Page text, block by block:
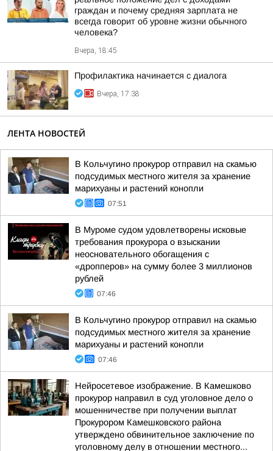
граждан и почему средняя зарплата не
всегда говорит об уровне жизни обычного
человека?
Вчера, 18:45
Профилактика начинается с диалога
Вчера, 17:38
ЛЕНТА НОВОСТЕЙ
В Кольчугино прокурор отправил на скамью
подсудимых местного жителя за хранение
марихуаны и растений конопли
07:51
В Муроме судом удовлетворены исковые
требования прокурора о взыскании
неосновательного обогащения с
«дропперов» на сумму более 3 миллионов
рублей
07:46
В Кольчугино прокурор отправил на скамью
подсудимых местного жителя за хранение
марихуаны и растений конопли
07:46
Нейросетевое изображение. В Камешково
прокурор направил в суд уголовное дело о
мошенничестве при получении выплат
Прокурором Камешковского района
утверждено обвинительное заключение по
уголовному делу в отношении местного...